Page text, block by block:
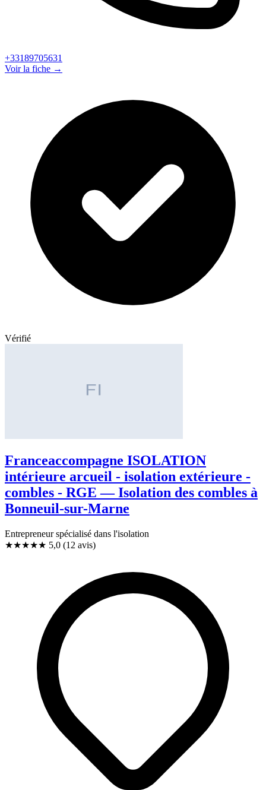
+33189705631
Voir la fiche →
Vérifié
Franceaccompagne ISOLATION
intérieure arcueil - isolation extérieure -
combles - RGE — Isolation des combles à
Bonneuil-sur-Marne
Entrepreneur spécialisé dans l'isolation
★★★★★ 5,0 (12 avis)